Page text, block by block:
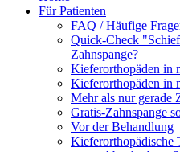
Für Patienten
FAQ / Häufige
Quick-Check
Zahnspange?
Kieferorthopäden in
Kieferorthopäden in
Mehr als nur gerade
Gratis-Zahnspange
Vor der Behandlung
Kieferorthopädische